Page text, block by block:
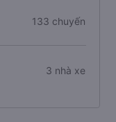
133 chuyến
3 nhà xe